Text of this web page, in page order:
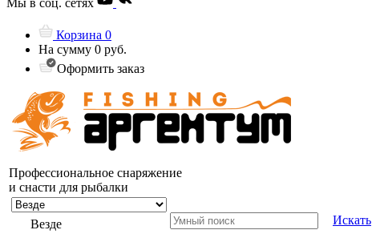
Мы в соц. сетях
Корзина 0
На сумму 0 руб.
Оформить заказ
Профессиональное снаряжение
и снасти для рыбалки
Везде Искать